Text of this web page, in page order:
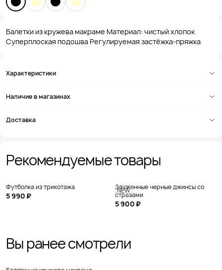
Балетки из кружева макраме Материал: чистый хлопок
Суперплоская подошва Регулируемая застёжка-пряжка
Характеристики
Наличие в магазинах
Доставка
Рекомендуемые товары
Футболка из трикотажа
5 990 ₽
Зауженные черные джинсы со
стразами
5 900 ₽
Вы ранее смотрели